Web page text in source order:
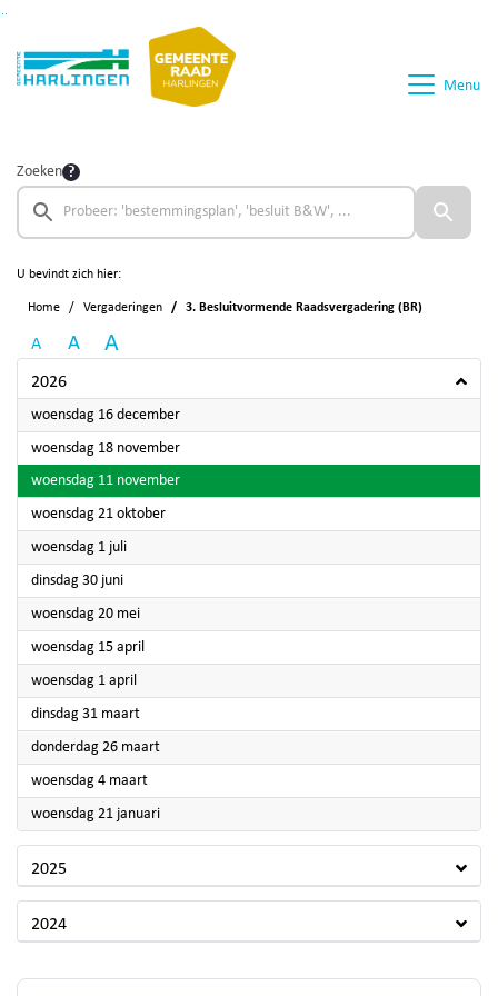
Menu
Zoeken
U bevindt zich hier:
Home Vergaderingen 3. Besluitvormende Raadsvergadering (BR)
A A A
2026
woensdag 16 december2026
woensdag 18 november2026
woensdag 11 november2026
woensdag 21 oktober2026
woensdag 1 juli2026
dinsdag 30 juni2026
woensdag 20 mei2026
woensdag 15 april
woensdag 1 april
dinsdag 31 maart2026
donderdag 26 maart2026
woensdag 4 maart2026
woensdag 21 januari2026
2025
2024